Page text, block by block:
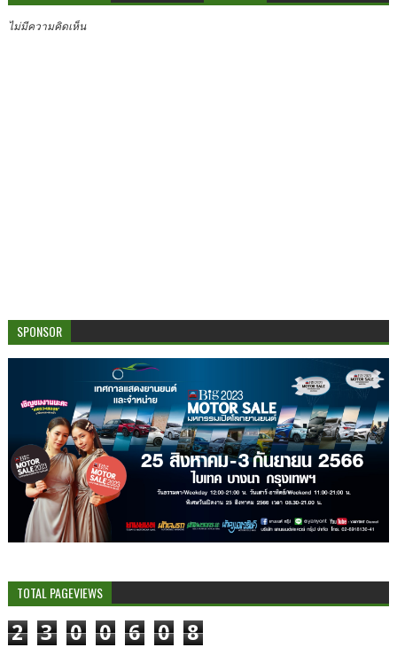
ไม่มีความคิดเห็น
SPONSOR
TOTAL PAGEVIEWS
2 3 0 0 6 0 8